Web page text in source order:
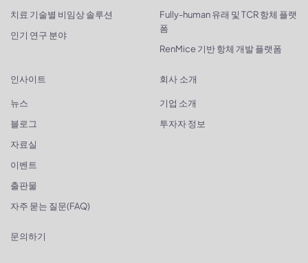
치료 기술별 비임상 솔루션
인기 연구 분야
Fully-human 유래 및 TCR 항체 플랫
폼
RenMice 기반 항체 개발 플랫폼
인사이트
뉴스
블로그
자료실
이벤트
출판물
자주 묻는 질문(FAQ)
회사 소개
기업 소개
투자자 정보
문의하기